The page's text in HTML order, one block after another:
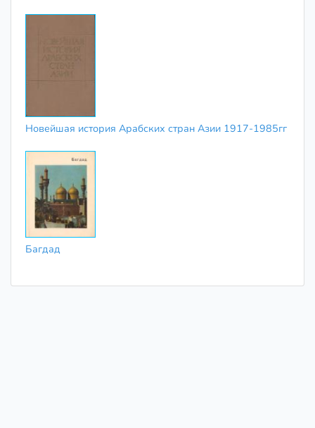
Новейшая история Арабских стран Азии 1917-1985гг
Багдад